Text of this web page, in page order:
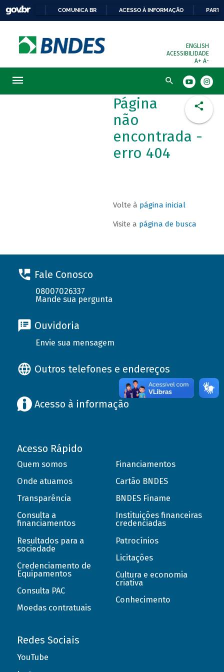
COMUNICA BR ACESSO À INFORMAÇÃO
ENGLISH
ACESSIBILIDADE
A+ A-
Busca
Página
não
encontrada -
erro 404
Volte à página inicial
Visite a página de busca
Fale Conosco
08007026337
Mande sua pergunta
Ouvidoria
Envie sua mensagem
Outros telefones e endereços
Acesso à informação
Acesso Rápido
Quem somos
Onde atuamos
Transparência
Consulta a
financiamentos
Resultados para a
sociedade
Credenciamento de
Equipamentos
Consulta PAC
Moedas contratuais
Financiamentos
Cartão BNDES
BNDES Finame
Instituições financeiras
credenciadas
Patrocínios
Licitações
Cultura e economia
criativa
Conhecimento
Redes Sociais
YouTube